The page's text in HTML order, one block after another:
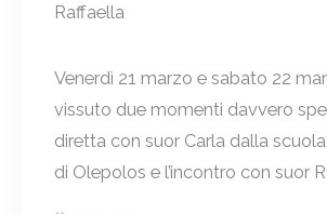
Raffaella
Venerdì 21 marzo e sabato 22
vissuto due momenti davvero
diretta con suor Carla dalla
di Olepolos e l’incontro con suor